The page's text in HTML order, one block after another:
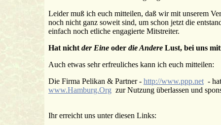
Leider muß ich euch mitteilen, daß wir mit unserem
noch nicht ganz soweit sind, um schon jetzt die
einfach noch etliche engagierte Mitstreiter.
Hat nicht der Eine oder die Andere Lust, bei uns
Auch etwas sehr erfreuliches kann ich euch mitteilen:
Die Firma Pelikan & Partner - http://www.ppp.net -
www.Hamburg.Org zur Nutzung überlassen und
Ihr erreicht uns unter diesen Links: